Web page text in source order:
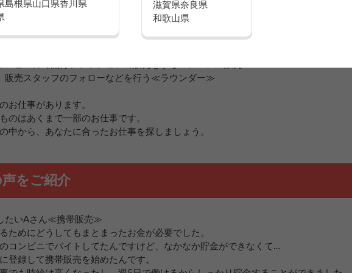
滋賀県奈良県
和歌山県
島根県山口県香川県
帯ショップで最新携帯の案内や申込受付を行う≪携帯販売≫
、料金の安さ、などを分かりやすくご案内する≪インターネットの加入促進≫
販売スタッフのフォローなどを行う≪ラウンダー≫
お仕事があります。
のはあくまで一部のお仕事です。
中から、あなたに合ったお仕事を探しましょう。
をご紹介
たいAさん≪携帯販売≫
ためにどうしてもまとまったお金が必要でした。
コンビニでバイトしてたんですけど、なかなか貯金ができなくて…
登録して携帯販売を始めたんです。